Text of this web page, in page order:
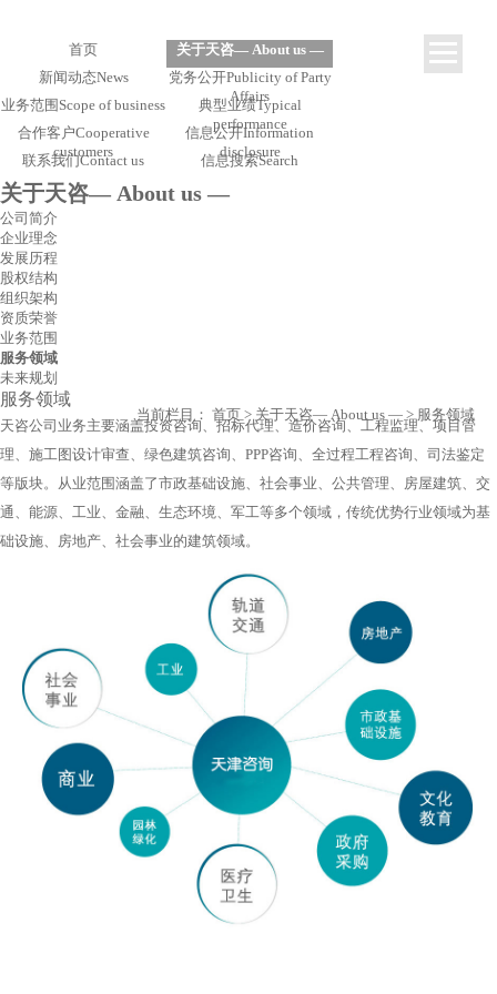
首页 关于天咨— About us —
新闻动态News 党务公开Publicity of Party
Affairs
业务范围 Scope of business 典型业绩Typical
performance
合作客户Cooperative
customers
信息公开Information
disclosure
联系我们Contact us 信息搜索Search
关于天咨— About us —
公司简介
企业理念
发展历程
股权结构
组织架构
资质荣誉
业务范围
服务领域
未来规划
服务领域
当前栏目： 首页 >关于天咨— About us — >服务领域
天咨公司业务主要涵盖投资咨询、招标代理、造价咨询、工程监理、项目管
理、施工图设计审查、绿色建筑咨询、PPP咨询、全过程工程咨询、司法鉴定
等版块。从业范围涵盖了市政基础设施、社会事业、公共管理、房屋建筑、交
通、能源、工业、金融、生态环境、军工等多个领域，传统优势行业领域为基
础设施、房地产、社会事业的建筑领域。